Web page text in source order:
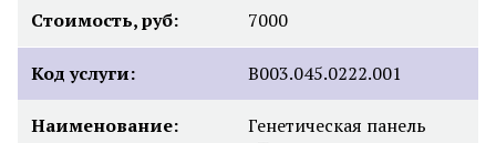
Стоимость, руб: 7000
Код услуги: В003.045.0222.001
Наименование:
Генетическая панель